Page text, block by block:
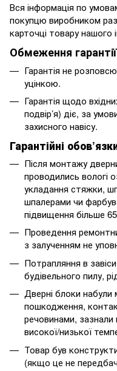
Вся інформація по
покупцю виробником
карточці товару нашого
Обмеження гарантії
Гарантія не
уцінкою.
Гарантія щодо
подвір’я) діє, за
захисного навісу.
Гарантійні
Після монтажу
проводились вологі
укладання стяжки,
шпалерами чи
підвищення більше
Проведення
з залученням не
Потрапляння в
будівельного пилу,
Дверні блоки набули
пошкодження,
речовинами, зазнали
високої/низької
Товар був
(якщо це не